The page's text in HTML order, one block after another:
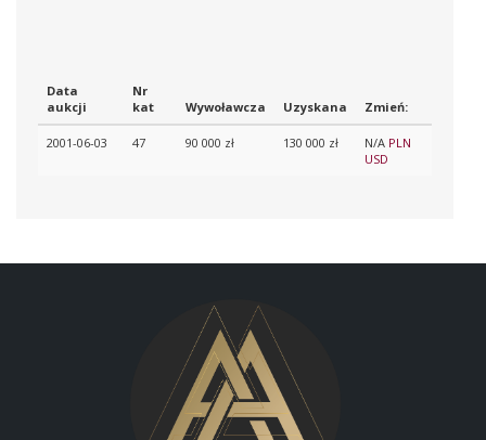
Data
aukcji
Nr
kat
Wywoławcza Uzyskana Zmień:
2001-06-03 47 90 000 zł 130 000 zł N/A PLN
USD